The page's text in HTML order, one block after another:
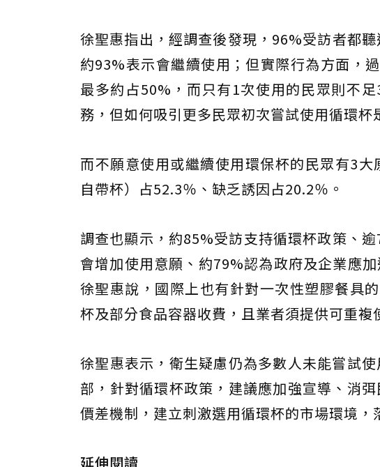
徐聖惠指出，經調查後發現，96%受訪者都
約93%表示會繼續使用；但實際行為方面，
最多約占50%，而只有1次使用的民眾則不
務，但如何吸引更多民眾初次嘗試使用循環杯
而不願意使用或繼續使用環保杯的民眾有3
自帶杯）占52.3％、缺乏誘因占20.2％。
調查也顯示，約85%受訪支持循環杯政策、
會增加使用意願、約79%認為政府及企業應
徐聖惠說，國際上也有針對一次性塑膠餐具
杯及部分食品容器收費，且業者須提供可重複
徐聖惠表示，衛生疑慮仍為多數人未能嘗試
部，針對循環杯政策，建議應加強宣導、消
價差機制，建立刺激選用循環杯的市場環境，
延伸閱讀